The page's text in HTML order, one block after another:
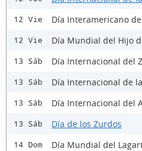
12 Vie Día Interamericano
12 Vie Día Mundial del Hijo
13 Sáb Día Internacional del
13 Sáb Día Internacional de
13 Sáb Día Internacional del
13 Sáb Día de los Zurdos
14 Dom Día Mundial del